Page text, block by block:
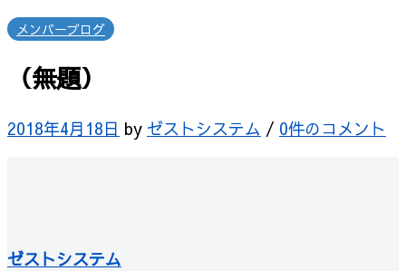
メンバーブログ
（無題）
2018年4月18日 by ゼストシステム / 0件のコメント
ゼストシステム